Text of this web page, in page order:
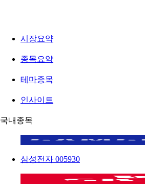
시장요약
종목요약
테마종목
인사이트
국내종목
삼성전자 005930